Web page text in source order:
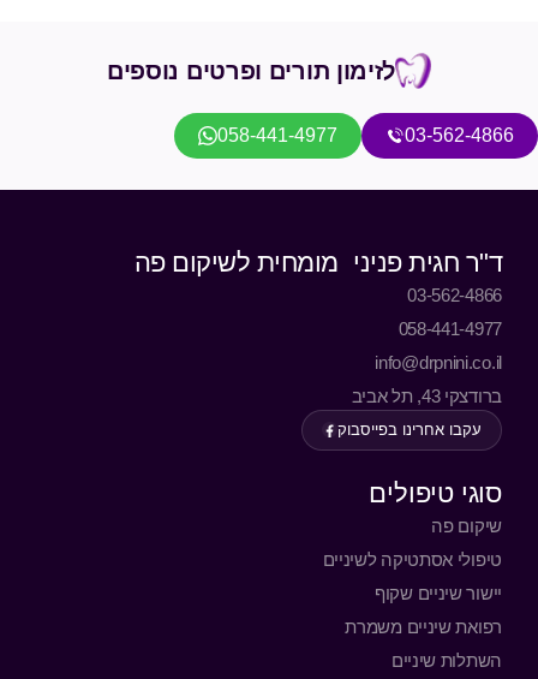
לזימון תורים ופרטים נוספים
03-562-4866
058-441-4977
ד"ר חגית פניני מומחית לשיקום פה
03-562-4866
058-441-4977
info@drpnini.co.il
ברודצקי 43, תל אביב
עקבו אחרינו בפייסבוק
סוגי טיפולים
שיקום פה
טיפולי אסתטיקה לשיניים
יישור שיניים שקוף
רפואת שיניים משמרת
השתלות שיניים